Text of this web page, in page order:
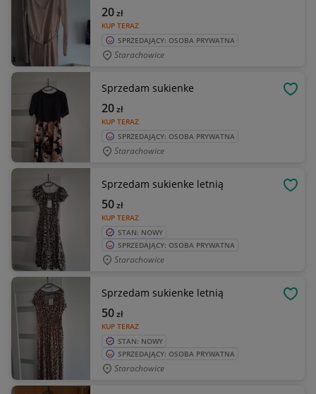
KUP TERAZ
20zł
SPRZEDAJĄCY: OSOBA PRYWATNA
Starachowice
Sprzedam sukienke
KUP TERAZ
20zł
SPRZEDAJĄCY: OSOBA PRYWATNA
Starachowice
Sprzedam sukienke letnią
KUP TERAZ
50zł
STAN: NOWY
SPRZEDAJĄCY: OSOBA PRYWATNA
Starachowice
Sprzedam sukienke letnią
KUP TERAZ
50zł
STAN: NOWY
SPRZEDAJĄCY: OSOBA PRYWATNA
Starachowice